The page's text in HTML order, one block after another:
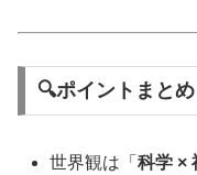
🔍ポイントまとめ
世界観は「科学 ×